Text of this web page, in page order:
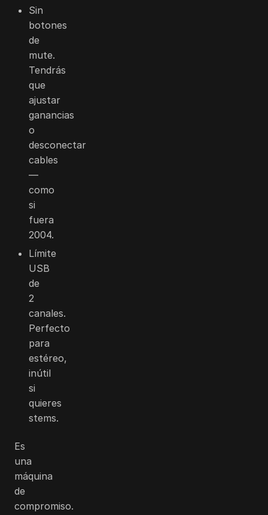
Sin
botones
de
mute.
Tendrás
que
ajustar
ganancias
o
desconectar
cables
—
como
si
fuera
2004.
Límite
USB
de
2
canales.
Perfecto
para
estéreo,
inútil
si
quieres
stems.
Es
una
máquina
de
compromiso.